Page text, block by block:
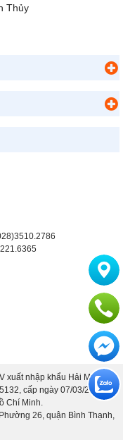
Thủy
xuất nhập khẩu Hải Minh.
cấp ngày 07/03/2013 bởi
Chí Minh.
26, quận Bình Thạnh,